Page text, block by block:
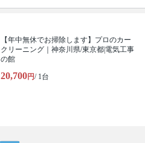
【年中無休でお掃除します】プロのカー
クリーニング｜神奈川県/東京都|電気工事
の館
20,700円/ 1台